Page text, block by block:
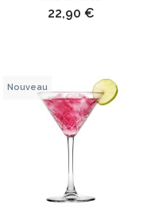
Prix
22,90 €
Nouveau